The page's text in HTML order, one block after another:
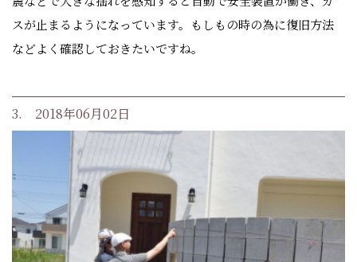
スが止まるようになっています。もしもの時の為に復旧方法
などよく確認しておきたいですね。
3. 2018年06月02日